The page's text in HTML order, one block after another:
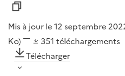
Mis à jour le 12 septembre
Ko)
351 téléchargements
Télécharger